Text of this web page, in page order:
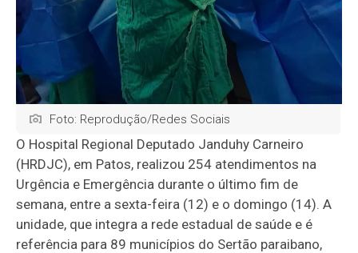
Foto: Reprodução/Redes Sociais
O Hospital Regional Deputado Janduhy Carneiro
(HRDJC), em Patos, realizou 254 atendimentos na
Urgência e Emergência durante o último fim de
semana, entre a sexta-feira (12) e o domingo (14). A
unidade, que integra a rede estadual de saúde e é
referência para 89 municípios do Sertão paraibano,